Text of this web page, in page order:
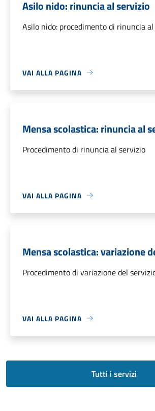
Asilo nido: rinuncia al servizio
Asilo nido: procedimento di rinuncia
VAI ALLA PAGINA
Mensa scolastica: rinuncia al
Procedimento di rinuncia al servizio
VAI ALLA PAGINA
Mensa scolastica: variazione
Procedimento di variazione del
VAI ALLA PAGINA
Tutti i servizi